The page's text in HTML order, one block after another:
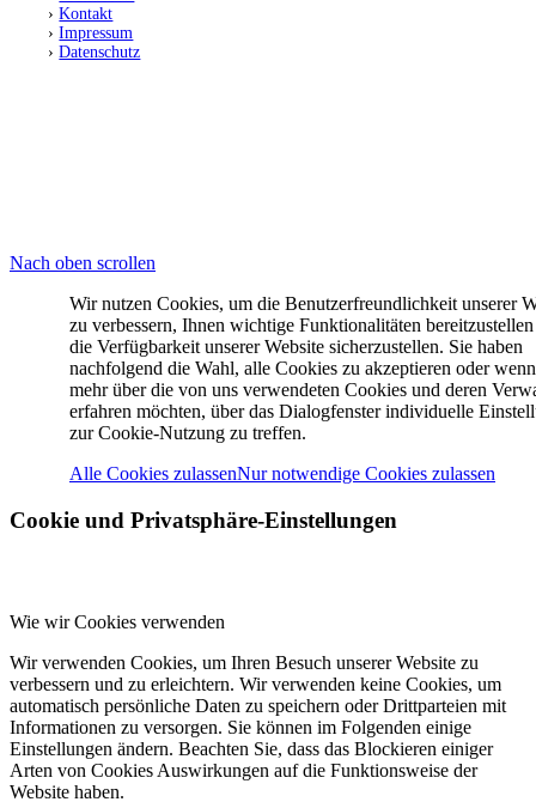
›Kontakt
›Impressum
›Datenschutz
Nach oben scrollen
Wir nutzen Cookies, um die Benutzerfreundlichkeit unserer
zu verbessern, Ihnen wichtige Funktionalitäten
die Verfügbarkeit unserer Website sicherzustellen. Sie haben
nachfolgend die Wahl, alle Cookies zu akzeptieren oder
mehr über die von uns verwendeten Cookies und deren
erfahren möchten, über das Dialogfenster individuelle
zur Cookie-Nutzung zu treffen.
Alle Cookies zulassenNur notwendige Cookies zulassen
Cookie und Privatsphäre-Einstellungen
Wie wir Cookies verwenden
Wir verwenden Cookies, um Ihren Besuch unserer Website zu
verbessern und zu erleichtern. Wir verwenden keine Cookies, um
automatisch persönliche Daten zu speichern oder Drittparteien mit
Informationen zu versorgen. Sie können im Folgenden einige
Einstellungen ändern. Beachten Sie, dass das Blockieren einiger
Arten von Cookies Auswirkungen auf die Funktionsweise der
Website haben.